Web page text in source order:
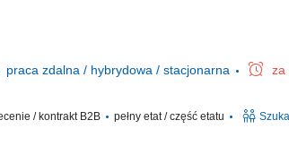
praca zdalna / hybrydowa / stacjonarna za
/ kontrakt B2B pełny etat / część etatu